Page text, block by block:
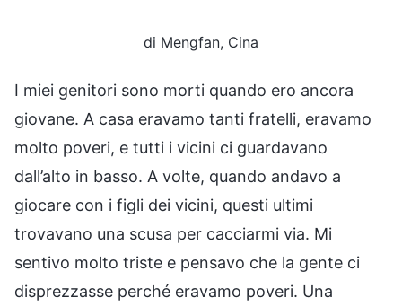
di Mengfan, Cina
I miei genitori sono morti quando ero ancora
giovane. A casa eravamo tanti fratelli, eravamo
molto poveri, e tutti i vicini ci guardavano
dall’alto in basso. A volte, quando andavo a
giocare con i figli dei vicini, questi ultimi
trovavano una scusa per cacciarmi via. Mi
sentivo molto triste e pensavo che la gente ci
disprezzasse perché eravamo poveri. Una